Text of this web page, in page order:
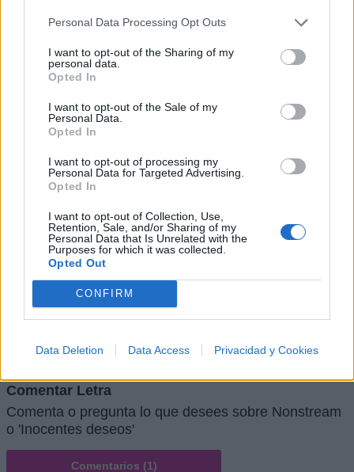
Personal Data Processing Opt Outs
I want to opt-out of the Sharing of my
personal data.
Opted In
I want to opt-out of the Sale of my
Personal Data.
Opted In
I want to opt-out of processing my
Personal Data for Targeted Advertising.
Opted In
I want to opt-out of Collection, Use,
Retention, Sale, and/or Sharing of my
Personal Data that Is Unrelated with the
Purposes for which it was collected.
Opted Out
CONFIRM
Data Deletion Data Access Privacidad y Cookies
+ Letras de Nonstream
Biografía Ranking
Comentar Letra
Comenta o pregunta lo que desees sobre Nonstream
o 'Inocentes deseos'
Comentarios (1)